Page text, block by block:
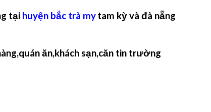
tại huyện bắc trà mytam kỳ và đà nẵng
ăn,khách sạn,căn tin trường